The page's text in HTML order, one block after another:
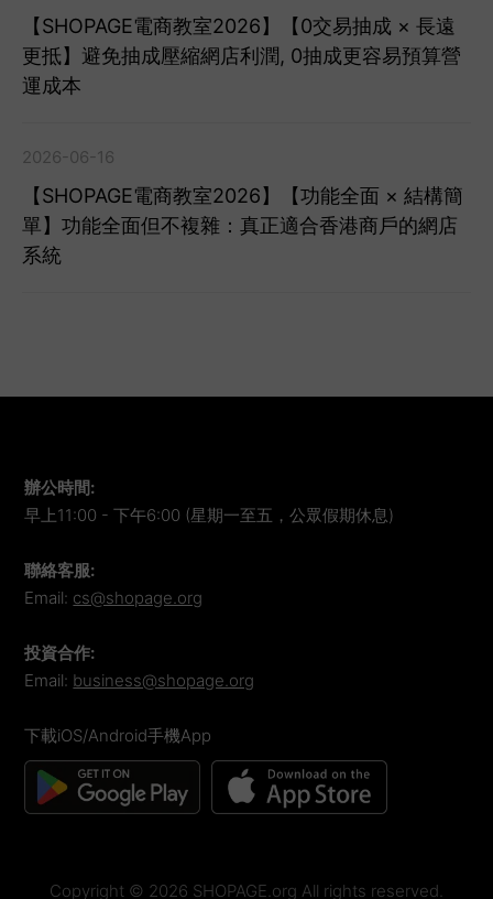
【SHOPAGE電商教室2026】【0交易抽成 × 長遠
更抵】避免抽成壓縮網店利潤, 0抽成更容易預算營
運成本
2026-06-16
【SHOPAGE電商教室2026】【功能全面 × 結構簡
單】功能全面但不複雜：真正適合香港商戶的網店
系統
辦公時間:
早上11:00 - 下午6:00 (星期一至五，公眾假期休息)
聯絡客服:
Email: cs@shopage.org
投資合作:
Email: business@shopage.org
下載iOS/Android手機App
Copyright © 2026 SHOPAGE.org All rights reserved.